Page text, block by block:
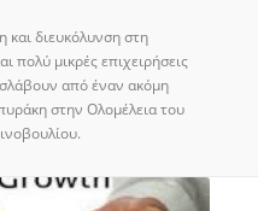
και διευκόλυνση στη
πολύ μικρές επιχειρήσεις
από έναν ακόμη
στην Ολομέλεια του